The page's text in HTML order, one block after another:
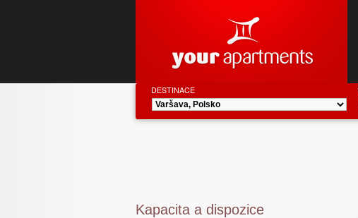
DESTINACE
Kapacita a dispozice